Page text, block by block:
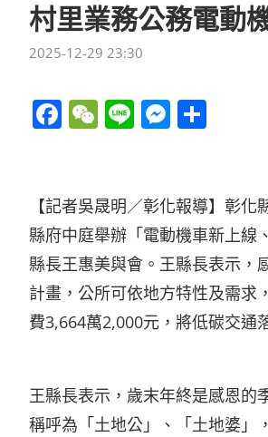
村里業務公務電動
2025-12-29 23:30
Facebook
WeChat
Line
【記者吳晟明／彰化報導】彰
縣府中庭舉辦「電動機車新上線
縣長王惠美與會。王縣長表示，
計畫，公所可依地方特性及需求
費3,664萬2,000元，將低碳交通
王縣長表示，歲末年終是感恩的
稱呼為「土地公」、「土地婆」